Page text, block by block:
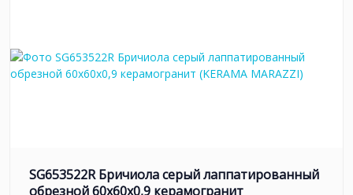
SG653522R Бричиола серый лаппатированный
обрезной 60x60x0,9 керамогранит